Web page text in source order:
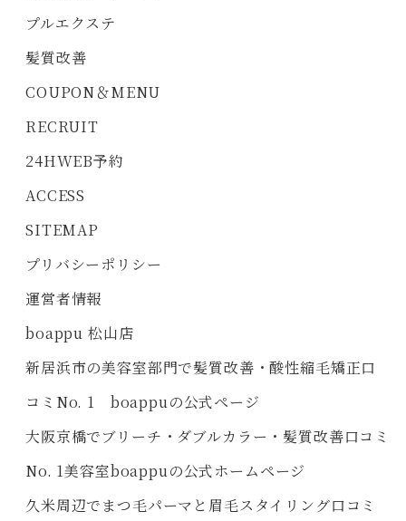
プルエクステ
髪質改善
COUPON＆MENU
RECRUIT
24HWEB予約
ACCESS
SITEMAP
プリバシーポリシー
運営者情報
boappu 松山店
新居浜市の美容室部門で髪質改善・酸性縮毛矯正口
コミNo. 1 boappuの公式ページ
大阪京橋でブリーチ・ダブルカラー・髪質改善口コミ
No. 1美容室boappuの公式ホームページ
久米周辺でまつ毛パーマと眉毛スタイリング口コミ